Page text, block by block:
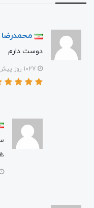
محمدرضا
دوست دارم